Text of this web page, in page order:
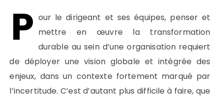
P our le dirigeant et ses équipes, penser et
mettre en œuvre la transformation
durable au sein d’une organisation requiert
de déployer une vision globale et intégrée des
enjeux, dans un contexte fortement marqué par
l’incertitude. C’est d’autant plus difficile à faire, que